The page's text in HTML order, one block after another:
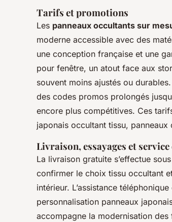
Tarifs et promotions
Les panneaux occultants sur
moderne accessible avec des
une conception française et une
pour fenêtre, un atout face aux
souvent moins ajustés ou
des codes promos prolongés
encore plus compétitives. Ces
japonais occultant tissu,
Livraison, essayages et
La livraison gratuite s’effectue
confirmer le choix tissu occultant
intérieur. L’assistance
personnalisation panneaux
accompagne la modernisation